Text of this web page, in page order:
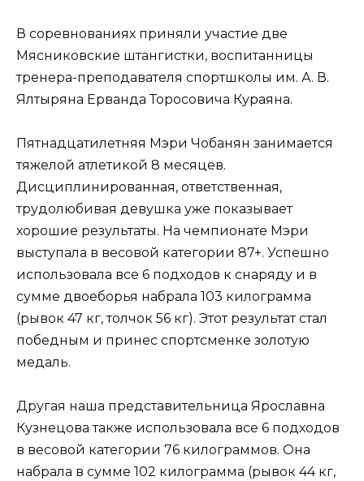
В соревнованиях приняли участие две
Мясниковские штангистки, воспи­танницы
тренера-преподавателя спортшколы им. А. В.
Ялтыряна Ерван­да Торосовича Кураяна.
Пятнадцатилетняя Мэри Чобанян занимается
тяжелой атлетикой 8 ме­сяцев.
Дисциплинированная, ответ­ственная,
трудолюбивая девушка уже показывает
хорошие результаты. На чемпионате Мэри
выступала в весовой категории 87+. Успешно
использова­ла все 6 подходов к снаряду и в
сумме двоеборья набрала 103 килограмма
(рывок 47 кг, толчок 56 кг). Этот ре­зультат стал
победным и принес спорт­сменке золотую
медаль.
Другая наша представительница Ярославна
Кузнецова также использо­вала все 6 подходов
в весовой катего­рии 76 килограммов. Она
набрала в сумме 102 килограмма (рывок 44 кг,